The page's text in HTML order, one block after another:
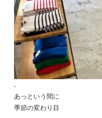
.
あっという間に
季節の変わり目